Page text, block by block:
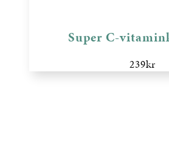
Super C-
239kr